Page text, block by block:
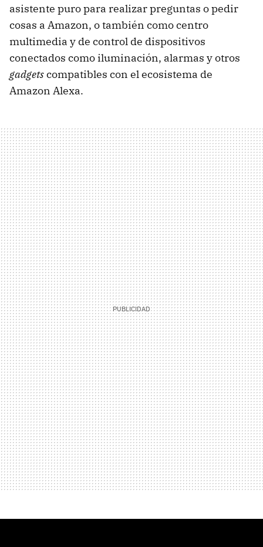
asistente puro para realizar preguntas o pedir
cosas a Amazon, o también como centro
multimedia y de control de dispositivos
conectados como iluminación, alarmas y otros
gadgetscompatibles con el ecosistema de
Amazon Alexa.